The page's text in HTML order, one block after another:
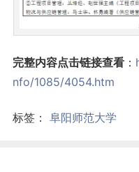
完整内容点击链接查看：
nfo/1085/4054.htm
标签： 阜阳师范大学